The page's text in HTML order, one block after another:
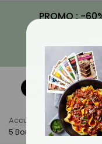
PROMO : -
Accueil Actus
5 Bonnes Raisons De